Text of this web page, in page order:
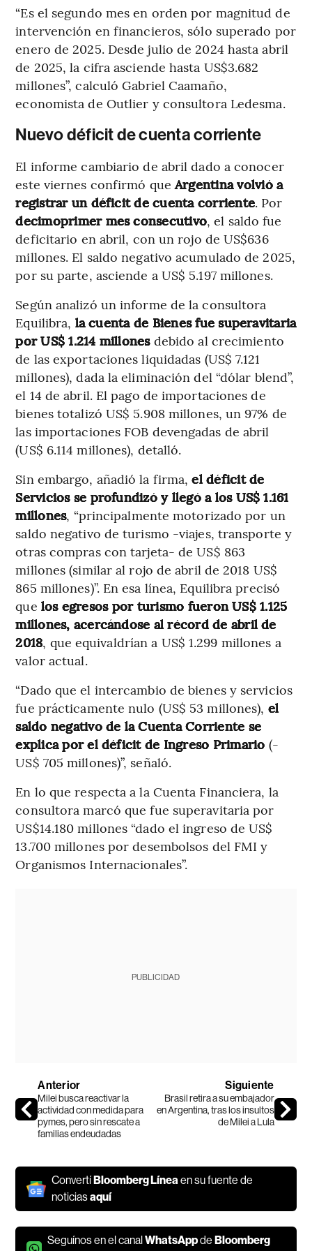
“Es el segundo mes en orden por magnitud de
intervención en financieros, sólo superado por
enero de 2025. Desde julio de 2024 hasta abril
de 2025, la cifra asciende hasta US$3.682
millones”, calculó Gabriel Caamaño,
economista de Outlier y consultora Ledesma.
Nuevo déficit de cuenta corriente
El informe cambiario de abril dado a conocer
este viernes confirmó queArgentina volvió a
registrar un déficit de cuenta corriente. Por
decimoprimer mes consecutivo, el saldo fue
deficitario en abril, con un rojo de US$636
millones. El saldo negativo acumulado de 2025,
por su parte, asciende a US$ 5.197 millones.
Según analizó un informe de la consultora
Equilibra, la cuenta de Bienes fue superavitaria
por US$ 1.214 millonesdebido al crecimiento
de las exportaciones liquidadas (US$ 7.121
millones), dada la eliminación del “dólar blend”,
el 14 de abril. El pago de importaciones de
bienes totalizó US$ 5.908 millones, un 97% de
las importaciones FOB devengadas de abril
(US$ 6.114 millones), detalló.
Sin embargo, añadió la firma,el déficit de
Servicios se profundizó y llegó a los US$ 1.161
millones, “principalmente motorizado por un
saldo negativo de turismo -viajes, transporte y
otras compras con tarjeta- de US$ 863
millones (similar al rojo de abril de 2018 US$
865 millones)”. En esa línea, Equilibra precisó
que los egresos por turismo fueron US$ 1.125
millones, acercándose al récord de abril de
2018, que equivaldrían a US$ 1.299 millones a
valor actual.
“Dado que el intercambio de bienes y servicios
fue prácticamente nulo (US$ 53 millones), el
saldo negativo de la Cuenta Corriente se
explica por el déficit de Ingreso Primario (-
US$ 705 millones)”, señaló.
En lo que respecta a la Cuenta Financiera, la
consultora marcó que fue superavitaria por
US$14.180 millones “dado el ingreso de US$
13.700 millones por desembolsos del FMI y
Organismos Internacionales”.
PUBLICIDAD
Anterior
Milei busca reactivar la
actividad con medida para
pymes, pero sin rescate a
familias endeudadas
Siguiente
Brasil retira a su embajador
en Argentina, tras los insultos
de Milei a Lula
Convertí Bloomberg Líneaen su fuente de
noticiasaquí
Seguínos en el canalWhatsAppde Bloomberg